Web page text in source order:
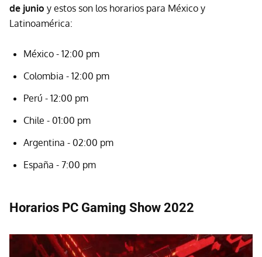
de junio y estos son los horarios para México y
Latinoamérica:
México - 12:00 pm
Colombia - 12:00 pm
Perú - 12:00 pm
Chile - 01:00 pm
Argentina - 02:00 pm
España - 7:00 pm
Horarios PC Gaming Show 2022